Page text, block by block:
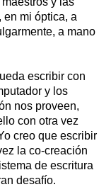
en mi óptica, a
a mano
escribir con
y los
nos proveen,
con otra vez
creo que escribir
la co-creación
de escritura
desafío.